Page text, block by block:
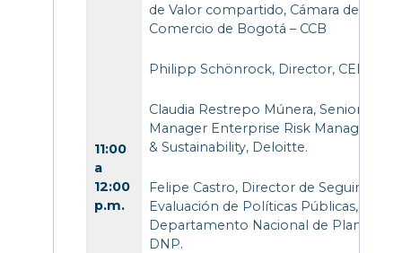
11:00
a
12:00
p.m.
de Valor compartido, Cámara de
Comercio de Bogotá – CCB
Philipp Schönrock, Director, CEPEI.
Claudia Restrepo Múnera, Senior
Manager Enterprise Risk
& Sustainability, Deloitte.
Felipe Castro, Director de
Evaluación de Políticas Públicas,
Departamento Nacional de
DNP.